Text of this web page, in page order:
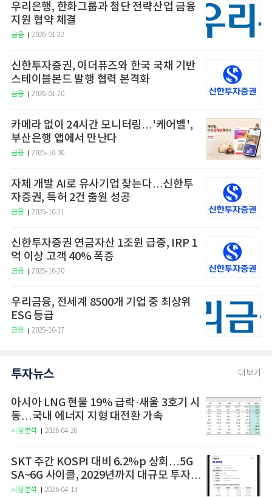
우리은행, 한화그룹과 첨단 전략산업 금융
지원 협약 체결
금융 2026-01-22
신한투자증권, 이더퓨즈와 한국 국채 기반
스테이블본드 발행 협력 본격화
금융 2026-01-20
카메라 없이 24시간 모니터링…'케어벨',
부산은행 앱에서 만난다
금융 2025-10-30
자체 개발 AI로 유사기업 찾는다…신한투
자증권, 특허 2건 출원 성공
금융 2025-10-21
신한투자증권 연금자산 1조원 급증, IRP 1
억 이상 고객 40% 폭증
금융 2025-10-20
우리금융, 전세계 8500개 기업 중 최상위
ESG 등급
금융 2025-10-17
투자뉴스 더보기
아시아 LNG 현물 19% 급락·새울 3호기 시
동…국내 에너지 지형 대전환 가속
시장분석 2026-04-20
SKT 주간 KOSPI 대비 6.2%p 상회…5G
SA~6G 사이클, 2029년까지 대규모 투자
예고
시장분석 2026-04-13